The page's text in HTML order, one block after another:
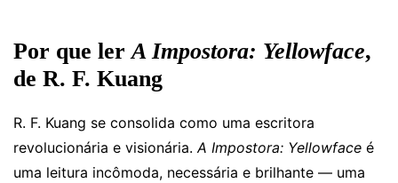
Por que lerA Impostora: Yellowface,
de R. F. Kuang
R. F. Kuang se consolida como uma escritora
revolucionária e visionária.A Impostora: Yellowface é
uma leitura incômoda, necessária e brilhante — uma